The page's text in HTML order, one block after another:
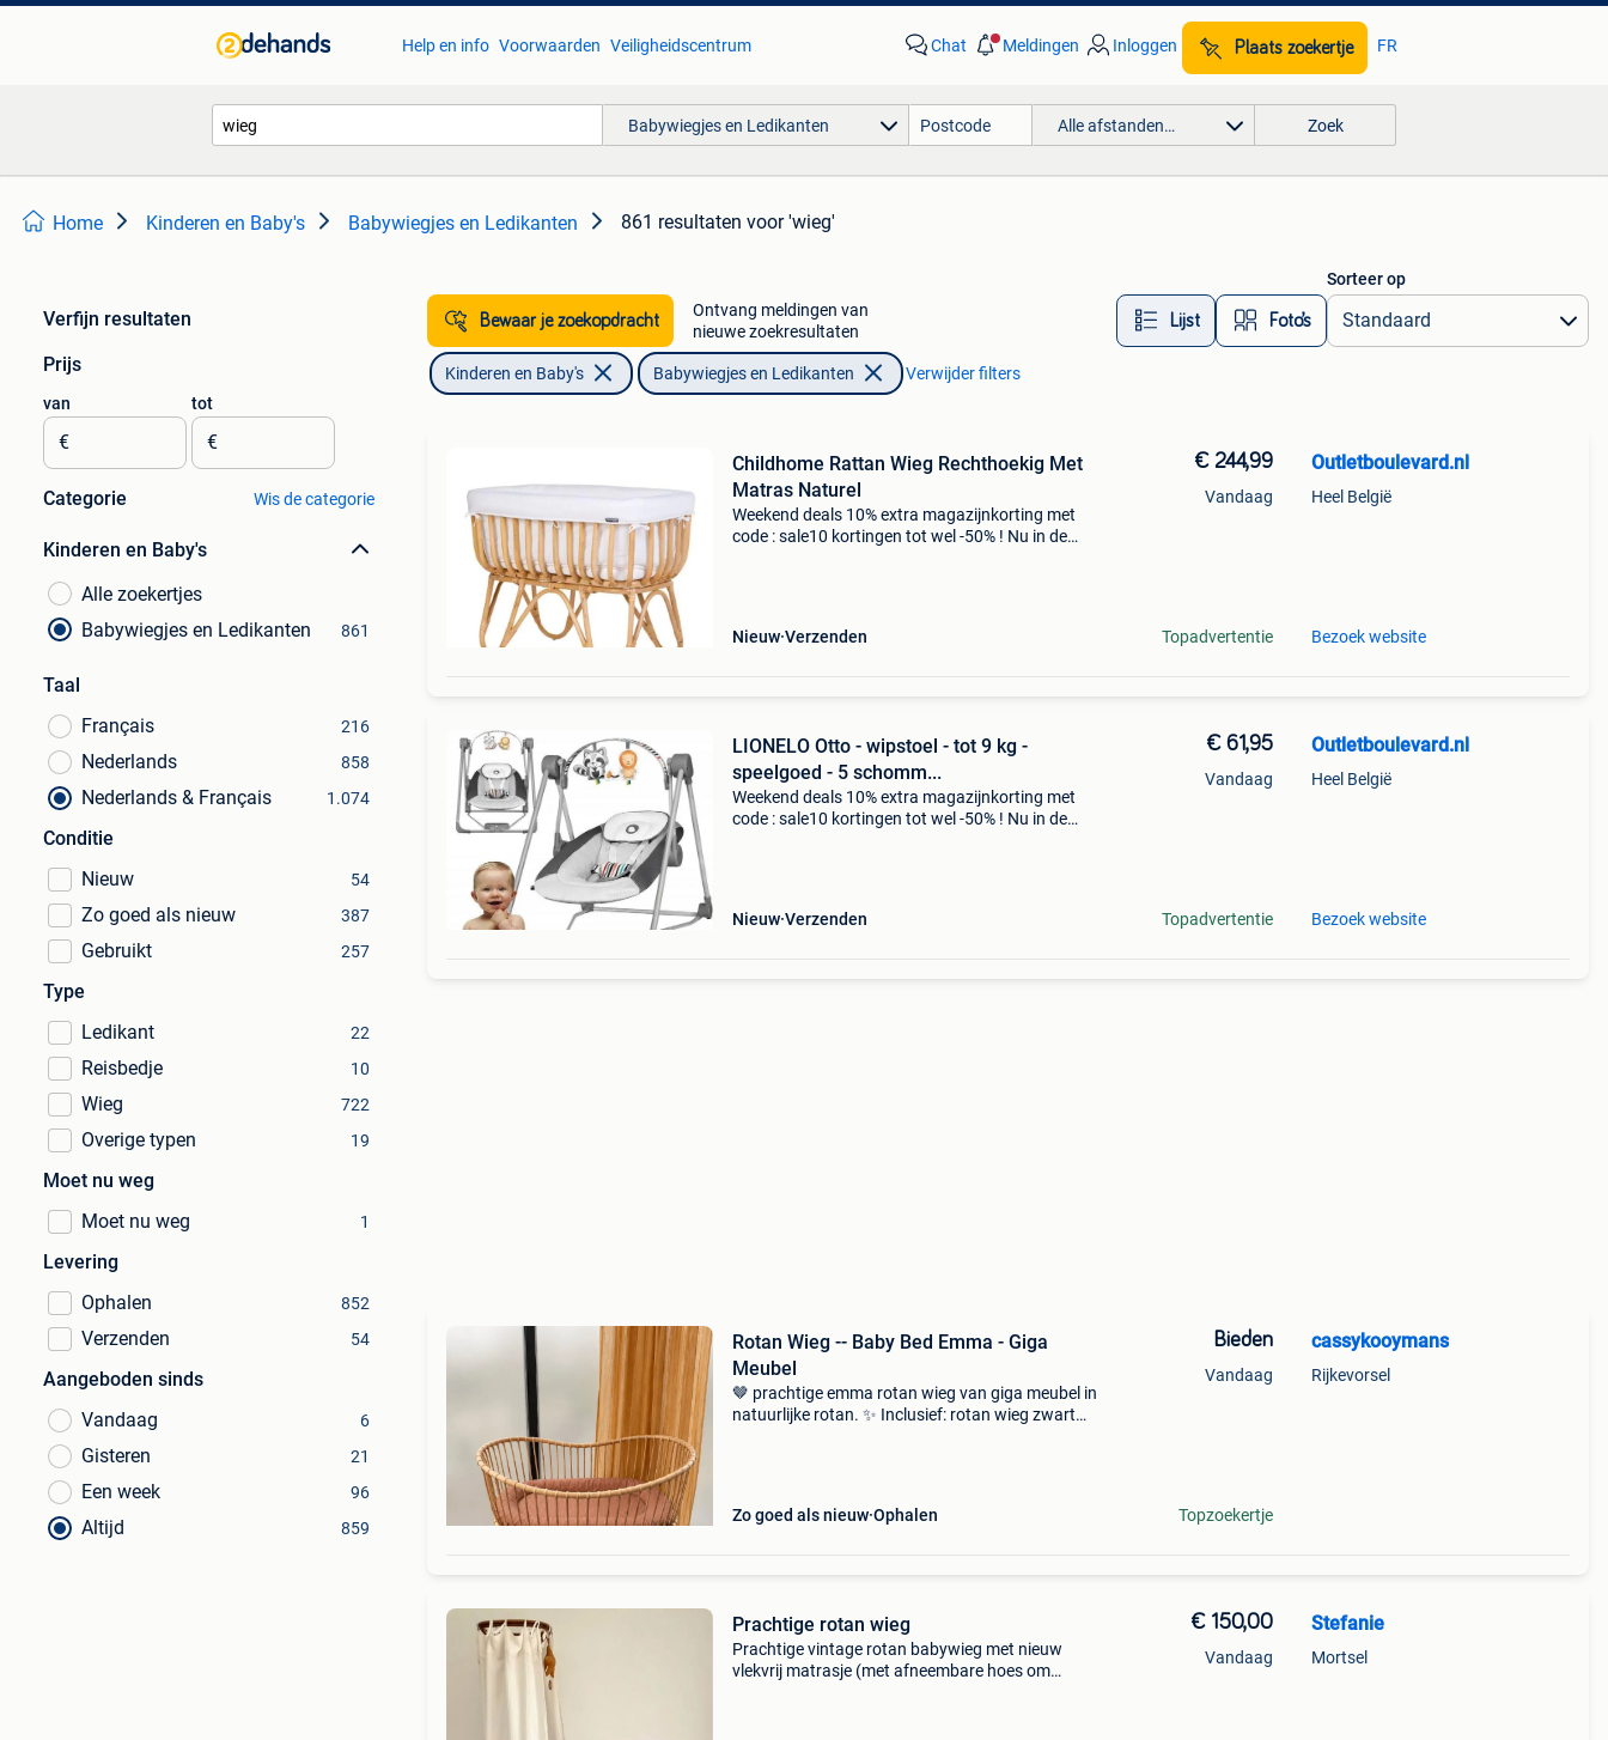
Help en info Voorwaarden Veiligheidscentrum Chat Meldingen Inloggen Plaats zoekertje FR
Babywiegjes en Ledikanten Alle afstanden… Zoek
Home Kinderen en Baby's Babywiegjes en Ledikanten 861 resultaten voor 'wieg'
Verfijn resultaten
Prijs
van
€
tot
€
Categorie Wis de categorie
Kinderen en Baby's
Alle zoekertjes
Babywiegjes en Ledikanten
861
Taal
Français
216
Nederlands 858
Nederlands & Français 1.074
Conditie
Nieuw
54
Zo goed als nieuw 387
Gebruikt 257
Type
Ledikant
22
Reisbedje 10
Wieg 722
Overige typen 19
Moet nu weg
Moet nu weg
1
Levering
Ophalen
852
Verzenden 54
Aangeboden sinds
Vandaag
6
Gisteren 21
Een week 96
Altijd 859
Bewaar je zoekopdracht
Ontvang meldingen van
nieuwe zoekresultaten
Lijst Foto’s
Sorteer op
Kinderen en Baby's Babywiegjes en Ledikanten Verwijder filters
Childhome Rattan Wieg Rechthoekig Met
Matras Naturel
Weekend deals 10% extra magazijnkorting met
code : sale10 kortingen tot wel -50% ! Nu in de
Nieuw Verzenden
€ 244,99
Vandaag
Topadvertentie
Outletboulevard.nl
Heel België
Bezoek website
LIONELO Otto - wipstoel - tot 9 kg -
speelgoed - 5 schomm...
Weekend deals 10% extra magazijnkorting met
code : sale10 kortingen tot wel -50% ! Nu in de
Nieuw Verzenden
€ 61,95
Vandaag
Topadvertentie
Outletboulevard.nl
Heel België
Bezoek website
Rotan Wieg -- Baby Bed Emma - Giga
Meubel
🤎 prachtige emma rotan wieg van giga meubel in
natuurlijke rotan. ✨ Inclusief: rotan wieg zwart
Zo goed als nieuw Ophalen
Bieden
Vandaag
Topzoekertje
cassykooymans
Rijkevorsel
Prachtige rotan wieg
Prachtige vintage rotan babywieg met nieuw
vlekvrij matrasje (met afneembare hoes om
€ 150,00
Vandaag
Stefanie
Mortsel